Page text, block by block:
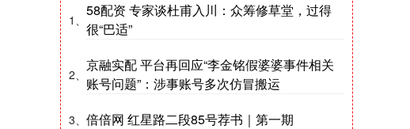
1、
58配资 专家谈杜甫入川：众筹修草堂，过得
很“巴适”
2、
京融实配 平台再回应“李金铭假婆婆事件相关
账号问题”：涉事账号多次仿冒搬运
3、 倍倍网 红星路二段85号荐书｜第一期